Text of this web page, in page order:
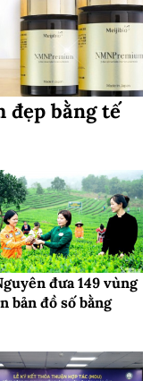
đẹp bằng tế
đưa 149 vùng
bản đồ số bằng